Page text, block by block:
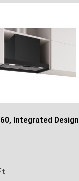
Integrated Design